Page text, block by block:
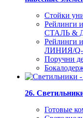
Стойки
Рейлинги
СТАЛЬ &
Рейлинги
ЛИНИЯ/Q-
Поручни
26.
Готовые